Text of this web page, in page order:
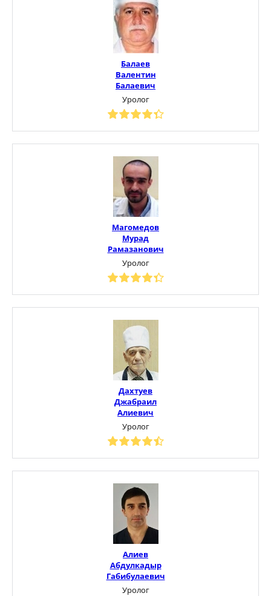
Балаев
Валентин
Балаевич
Уролог
Магомедов
Мурад
Рамазанович
Уролог
Дахтуев
Джабраил
Алиевич
Уролог
Алиев
Абдулкадыр
Габибулаевич
Уролог